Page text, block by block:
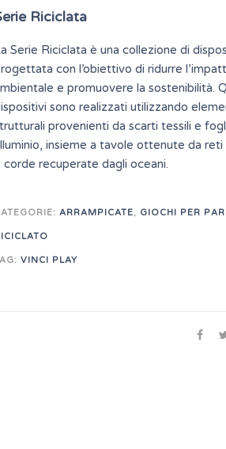
Riciclata
Serie Riciclata è una collezione di
con l’obiettivo di ridurre
e promuovere la sostenibilità.
sono realizzati utilizzando
provenienti da scarti tessili e
insieme a tavole ottenute da reti
corde recuperate dagli oceani.
ARRAMPICATE, GIOCHI PER
VINCI PLAY